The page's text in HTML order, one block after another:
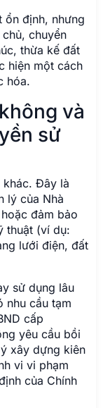
ổn định, nhưng
chuyển
thừa kế đất
hiện một cách
hóa.
và
sử
khác. Đây là
lý của Nhà
đảm bảo
thuật (ví dụ:
lưới điện, đất
sử dụng lâu
nhu cầu tạm
cấp
yêu cầu bồi
xây dựng kiên
vi vi phạm
của Chính